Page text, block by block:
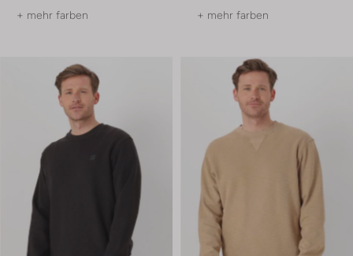
+ mehr farben + mehr farben